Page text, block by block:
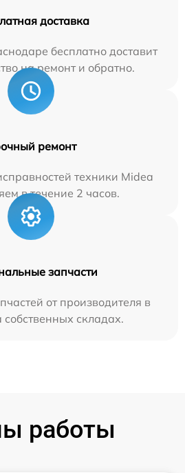
доставка
бесплатно доставит
на ремонт и обратно.
ремонт
техники Midea
в течение 2 часов.
запчасти
от производителя в
складах.
работы